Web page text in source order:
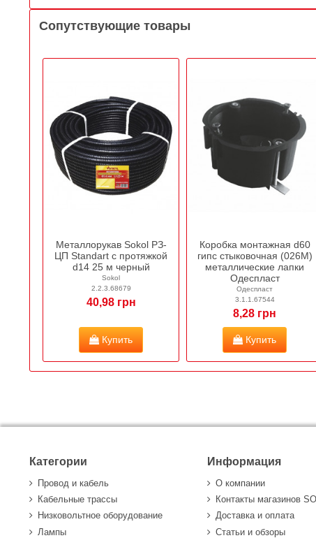
Сопутствующие товары
Металлорукав Sokol РЗ-
ЦП Standart c протяжкой
d14 25 м черный
Sokol
2.2.3.68679
40,98 грн
Купить
Коробка монтажная d60
гипс стыковочная (026М)
металлические лапки
Одеспласт
Одеспласт
3.1.1.67544
8,28 грн
Купить
Категории
Провод и кабель
Кабельные трассы
Низковольтное оборудование
Лампы
Информация
О компании
Контакты магазинов
Доставка и оплата
Статьи и обзоры